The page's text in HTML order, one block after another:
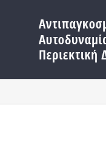
περιεχόμενο